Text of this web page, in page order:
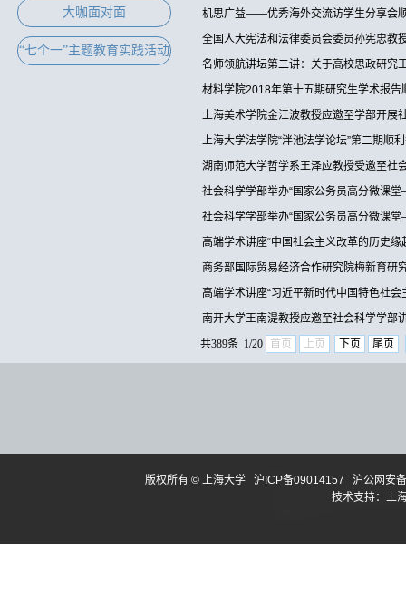
大咖面对面
“七个一”主题教育实践活动
机思广益——优秀海外交流访学生分享会
全国人大宪法和法律委员会委员孙宪忠教
名师领航讲坛第二讲：关于高校思政研究
材料学院2018年第十五期研究生学术报告
上海美术学院金江波教授应邀至学部开展
上海大学法学院“泮池法学论坛”第二期顺
湖南师范大学哲学系王泽应教授受邀至社
社会科学学部举办“国家公务员高分微课
社会科学学部举办“国家公务员高分微课
高端学术讲座“中国社会主义改革的历史
商务部国际贸易经济合作研究院梅新育研
高端学术讲座“习近平新时代中国特色社
南开大学王南湜教授应邀至社会科学学部
共389条 1/20
首页 上页 下页 尾页
版权所有 © 上海大学 沪ICP备09014157
沪公网安
技术支持：上